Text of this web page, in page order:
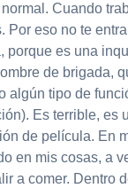
Cuando
Por eso no te
porque es una
de brigada,
algún tipo de
Es terrible, es
de película. En
en mis cosas, a
a comer. Dentro